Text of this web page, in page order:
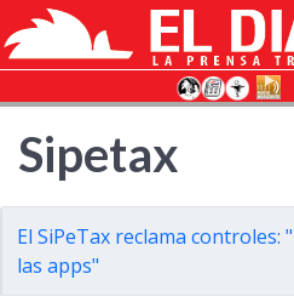
Sipetax
El SiPeTax reclama controles:
las apps"